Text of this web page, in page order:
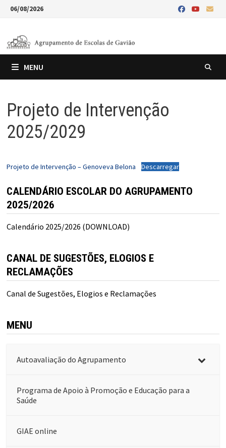
Skip06/08/2026
MENU
Projeto de Intervenção
2025/2029
Projeto de Intervenção – Genoveva Belona Descarregar
CALENDÁRIO ESCOLAR DO AGRUPAMENTO
2025/2026
Calendário 2025/2026 (DOWNLOAD)
CANAL DE SUGESTÕES, ELOGIOS E
RECLAMAÇÕES
Canal de Sugestões, Elogios e Reclamações
MENU
Autoavaliação do Agrupamento
Programa de Apoio à Promoção e Educação para a
Saúde
GIAE online